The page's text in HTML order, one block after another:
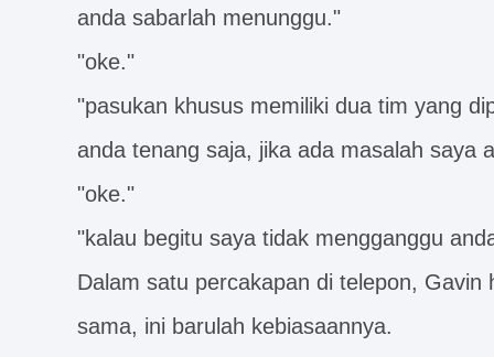
anda sabarlah menunggu."
"oke."
"pasukan khusus memiliki dua tim yang
anda tenang saja, jika ada masalah saya
"oke."
"kalau begitu saya tidak mengganggu
Dalam satu percakapan di telepon,
sama, ini barulah kebiasaannya.